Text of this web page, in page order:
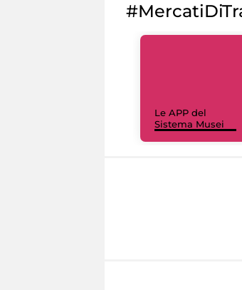
Le APP del
Sistema Musei